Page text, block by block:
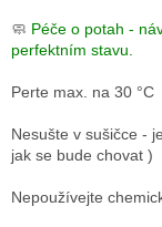
🧼 Péče o potah -
perfektním stavu.
Perte max. na 30 °C
Nesušte v sušičce -
jak se bude chovat )
Nepoužívejte